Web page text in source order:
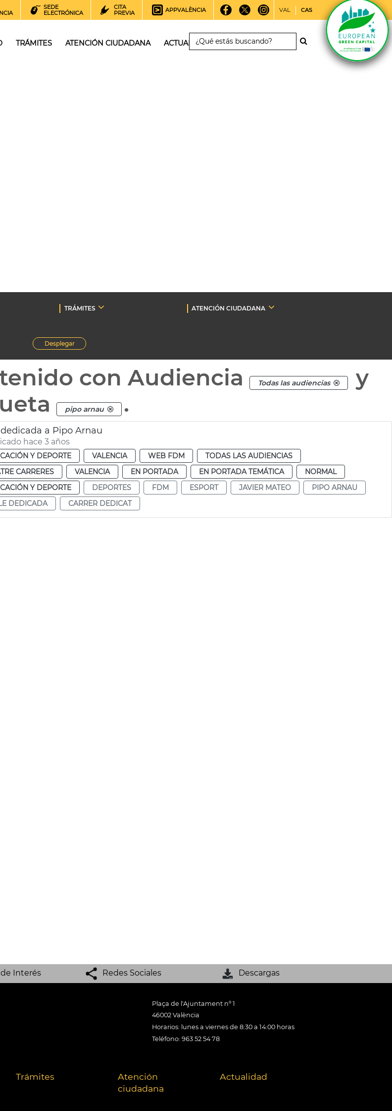
SEDE
ELECTRÓNICA
CITA
PREVIA
APPVALÈNCIA VAL CAS
TRÁMITES ATENCIÓN CIUDADANA ACTUALIDAD
TRÁMITES
ATENCIÓN CIUDADANA
Desplegar
con Audiencia Todas las audiencias
y
pipo arnau .
a Pipo Arnau
hace 3 años
Y DEPORTE VALENCIA WEB FDM
TODAS LAS AUDIENCIAS
CARRERES
VALENCIA EN PORTADA EN PORTADA TEMÁTICA
NORMAL
Y DEPORTE
DEPORTES FDM ESPORT JAVIER MATEO
PIPO ARNAU
DEDICADA
CARRER DEDICAT
Interés Redes Sociales Descargas
Plaça de l'Ajuntament nº 1
46002 València
Horarios: lunes a viernes de 8:30 a 14:00 horas
Teléfono: 963 52 54 78
Trámites
Atención
ciudadana
Actualidad